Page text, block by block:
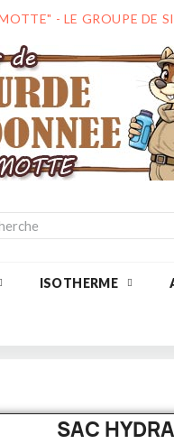
- LE GROUPE DE
ISOTHERME
SAC